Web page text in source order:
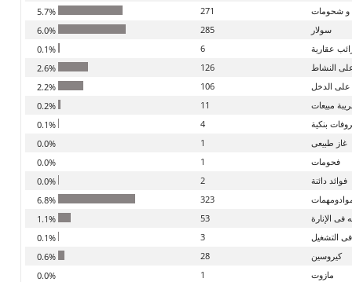
و شحومات
271
سولار
285
عقارية
6
النشاط
126
الدخل
106
مبيعات
11
بنكية
4
غاز طبيعى
1
فحومات
1
فوائد دائنة
2
323
الإنارة
53
التشغيل
3
كيروسين
28
مازوت
1